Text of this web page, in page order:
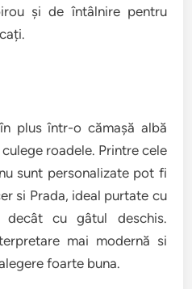
și de întâlnire pentru
plus într-o cămașă albă
roadele. Printre cele
sunt personalizate pot fi
si Prada, ideal purtate cu
decât cu gâtul deschis.
mai modernă si
foarte buna.